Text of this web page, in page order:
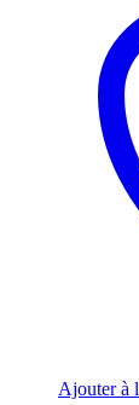
Ajouter à